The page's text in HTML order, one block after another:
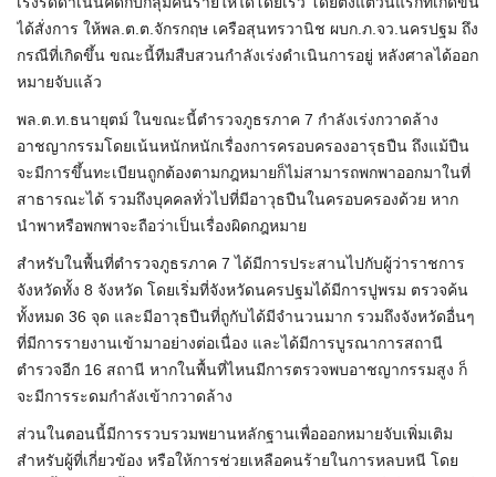
ได้สั่งการ ให้พล.ต.ต.จักรกฤษ เครือสุนทรวานิช ผบก.ภ.จว.นครปฐม ถึง
กรณีที่เกิดขึ้น ขณะนี้ทีมสืบสวนกำลังเร่งดำเนินการอยู่ หลังศาลได้ออก
หมายจับแล้ว
พล.ต.ท.ธนายุตม์ ในขณะนี้ตำรวจภูธรภาค 7 กำลังเร่งกวาดล้าง
อาชญากรรมโดยเน้นหนักหนักเรื่องการครอบครองอารุธปืน ถึงแม้ปืน
จะมีการขึ้นทะเบียนถูกต้องตามกฎหมายก็ไม่สามารถพกพาออกมาในที่
สาธารณะได้ รวมถึงบุคคลทั่วไปที่มีอาวุธปืนในครอบครองด้วย หาก
นำพาหรือพกพาจะถือว่าเป็นเรื่องผิดกฎหมาย
สำหรับในพื้นที่ตำรวจภูธรภาค 7 ได้มีการประสานไปกับผู้ว่าราชการ
จังหวัดทั้ง 8 จังหวัด โดยเริ่มที่จังหวัดนครปฐมได้มีการปูพรม ตรวจค้น
ทั้งหมด 36 จุด และมีอาวุธปืนที่ถูกับได้มีจำนวนมาก รวมถึงจังหวัดอื่นๆ
ที่มีการรายงานเข้ามาอย่างต่อเนื่อง และได้มีการบูรณาการสถานี
ตำรวจอีก 16 สถานี หากในพื้นที่ไหนมีการตรวจพบอาชญากรรมสูง ก็
จะมีการระดมกำลังเข้ากวาดล้าง
ส่วนในตอนนี้มีการรวบรวมพยานหลักฐานเพื่อออกหมายจับเพิ่มเติม
สำหรับผู้ที่เกี่ยวข้อง หรือให้การช่วยเหลือคนร้ายในการหลบหนี โดย